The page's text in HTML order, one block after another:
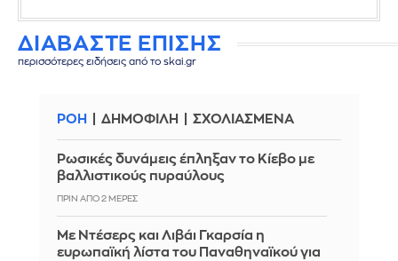
ΔΙΑΒΑΣΤΕ ΕΠΙΣΗΣ
περισσότερες ειδήσεις από το skai.gr
ΡΟΗ ΔΗΜΟΦΙΛΗ ΣΧΟΛΙΑΣΜΕΝΑ
Ρωσικές δυνάμεις έπληξαν το Κίεβο με
βαλλιστικούς πυραύλους
ΠΡΙΝ ΑΠΌ 2 ΜΈΡΕΣ
Με Ντέσερς και Λιβάι Γκαρσία η
ευρωπαϊκή λίστα του Παναθηναϊκού για